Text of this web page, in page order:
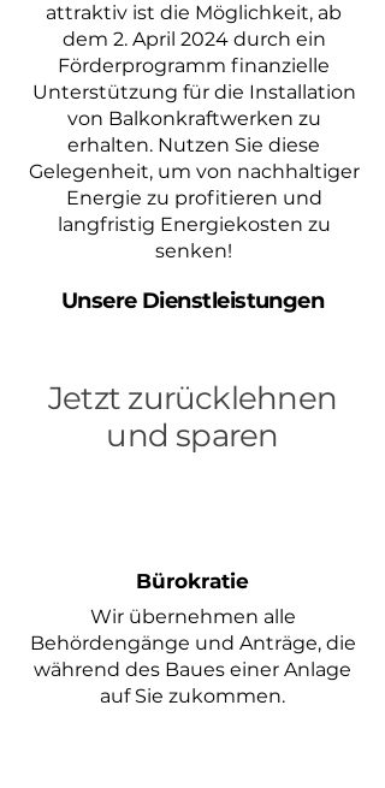
attraktiv ist die Möglichkeit, ab
dem 2. April 2024 durch ein
Förderprogramm finanzielle
Unterstützung für die Installation
von Balkonkraftwerken zu
erhalten. Nutzen Sie diese
Gelegenheit, um von nachhaltiger
Energie zu profitieren und
langfristig Energiekosten zu
senken!
Unsere Dienstleistungen
Jetzt zurücklehnen
und sparen
Bürokratie
Wir übernehmen alle
Behördengänge und Anträge, die
während des Baues einer Anlage
auf Sie zukommen.